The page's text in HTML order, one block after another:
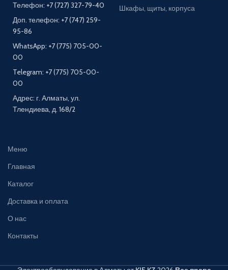
Телефон: +7 (727) 327-79-40
Доп. телефон: +7 (747) 259-
95-86
WhatsApp: +7 (775) 705-00-
00
Telegram: +7 (775) 705-00-
00
Адрес: г. Алматы, ул.
Тлендиева, д. 168/2
Шкафы, щиты, корпуса
Меню
Главная
Каталог
Доставка и оплата
О нас
Контакты